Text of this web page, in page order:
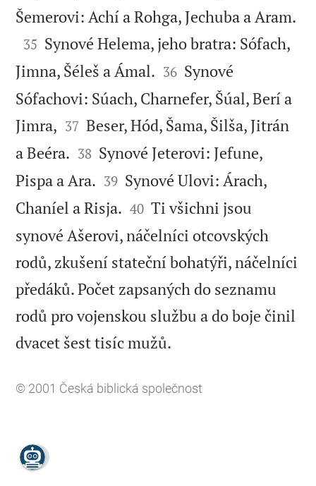
Šemerovi: Achí a Rohga, Jechuba a Aram.

35 Synové Helema, jeho bratra: Sófach,
Jimna, Šéleš a Ámal. 

36 Synové
Sófachovi: Súach, Charnefer, Šúal, Berí a
Jimra, 

37 Beser, Hód, Šama, Šilša, Jitrán
a Beéra. 

38 Synové Jeterovi: Jefune,
Pispa a Ara. 

39 Synové Ulovi: Árach,
Chaníel a Risja. 

40 Ti všichni jsou
synové Ašerovi, náčelníci otcovských
rodů, zkušení stateční bohatýři, náčelníci
předáků. Počet zapsaných do seznamu
rodů pro vojenskou službu a do boje činil
dvacet šest tisíc mužů.
© 2001 Česká biblická společnost